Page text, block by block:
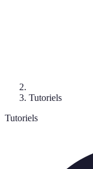
Tutoriels
Tutoriels